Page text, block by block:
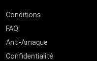
Conditions
FAQ
Anti-Arnaque
Confidentialité